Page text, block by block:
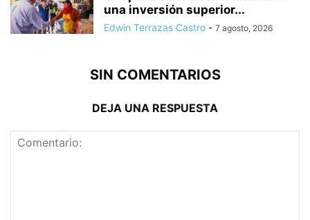
una inversión superior...
Edwin Terrazas Castro - 7 agosto, 2026
SIN COMENTARIOS
DEJA UNA RESPUESTA